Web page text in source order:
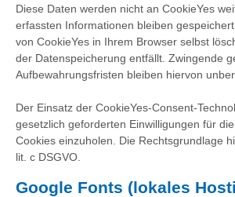
Diese Daten werden nicht an CookieYes
erfassten Informationen bleiben
von CookieYes in Ihrem Browser selbst
der Datenspeicherung entfällt. Zwingende
Aufbewahrungsfristen bleiben hiervon
Der Einsatz der CookieYes-Consent-
gesetzlich geforderten Einwilligungen für
Cookies einzuholen. Die Rechtsgrundlage
lit. c DSGVO.
Google Fonts (lokales